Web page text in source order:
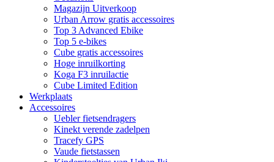
Magazijn Uitverkoop
Urban Arrow gratis accessoires
Top 3 Advanced Ebike
Top 5 e-bikes
Cube gratis accessoires
Hoge inruilkorting
Koga F3 inruilactie
Cube Limited Edition
Werkplaats
Accessoires
Uebler fietsendragers
Kinekt verende zadelpen
Tracefy GPS
Vaude fietstassen